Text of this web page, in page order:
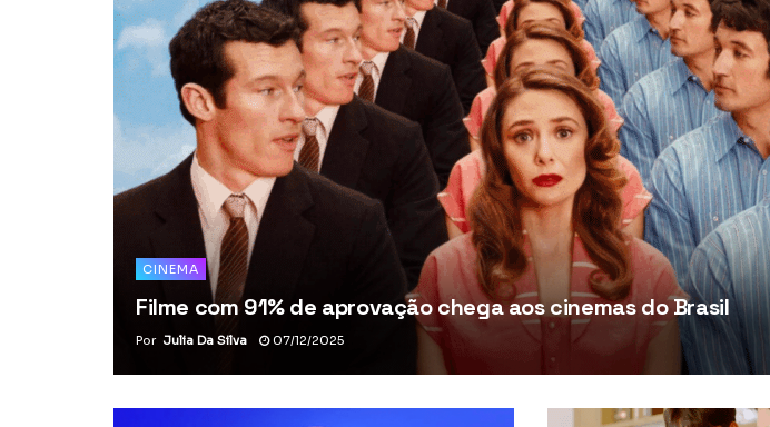
CINEMA
Filme com 91% de aprovação chega aos cinemas do Brasil
Por Julia Da Silva 07/12/2025